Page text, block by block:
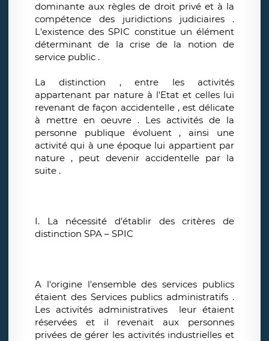
dominante aux règles de droit privé et à la
compétence des juridictions judiciaires .
L'existence des SPIC constitue un élément
déterminant de la crise de la notion de
service public .
La distinction , entre les activités
appartenant par nature à l'Etat et celles lui
revenant de façon accidentelle , est délicate
à mettre en oeuvre . Les activités de la
personne publique évoluent , ainsi une
activité qui à une époque lui appartient par
nature , peut devenir accidentelle par la
suite .
I. La nécessité d’établir des critères de
distinction SPA – SPIC
A l'origine l'ensemble des services publics
étaient des Services publics administratifs .
Les activités administratives leur étaient
réservées et il revenait aux personnes
privées de gérer les activités industrielles et